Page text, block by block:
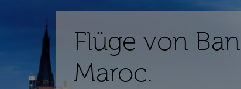
Flüge von
Maroc.